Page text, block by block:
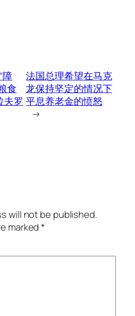
障
食
夫罗
法国总理希望在马克
龙保持坚定的情况下
平息养老金的愤怒
→
will not be published.
marked*